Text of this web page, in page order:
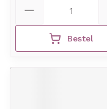
Bestel